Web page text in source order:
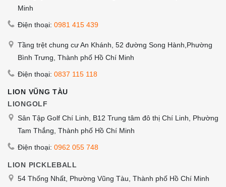
Minh
Điện thoại: 0981 415 439
Tầng trệt chung cư An Khánh, 52 đường Song Hành,Phường
Bình Trưng, Thành phố Hồ Chí Minh
Điện thoại: 0837 115 118
LION VŨNG TÀU
LIONGOLF
Sân Tập Golf Chí Linh, B12 Trung tâm đô thị Chí Linh, Phường
Tam Thắng, Thành phố Hồ Chí Minh
Điện thoại: 0962 055 748
LION PICKLEBALL
54 Thống Nhất, Phường Vũng Tàu, Thành phố Hồ Chí Minh